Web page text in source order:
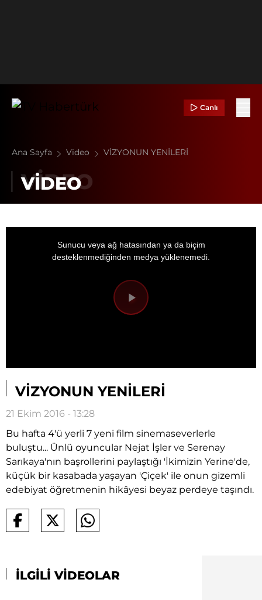
Canlı
Ana Sayfa Video VİZYONUN YENİLERİ
VİDEO
Videoyu
Sunucu veya ağ hatasından ya da biçim
desteklenmediğinden medya yüklenemedi.
VİZYONUN YENİLERİ
21 Ekim 2016 - 13:28
Bu hafta 4'ü yerli 7 yeni film sinemaseverlerle
buluştu... Ünlü oyuncular Nejat İşler ve Serenay
Sarıkaya'nın başrollerini paylaştığı 'İkimizin Yerine'de,
küçük bir kasabada yaşayan 'Çiçek' ile onun gizemli
edebiyat öğretmenin hikâyesi beyaz perdeye taşındı.
İLGİLİ VİDEOLAR